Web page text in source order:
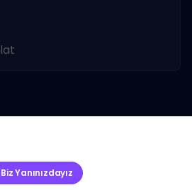
Biz Yanınızdayız